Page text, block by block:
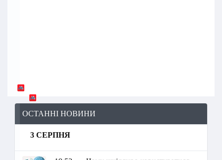
ОСТАННІ НОВИНИ
3 СЕРПНЯ